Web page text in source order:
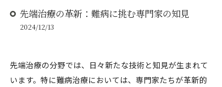
先端治療の革新：難病に挑む専門家の知見
2024/12/13
先端治療の分野では、日々新たな技術と知見が生まれて
います。特に難病治療においては、専門家たちが革新的